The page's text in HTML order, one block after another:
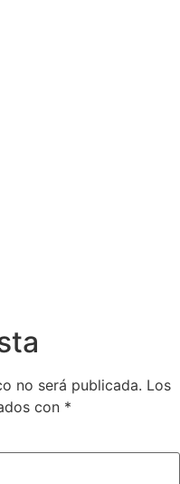
no será publicada. Los
con *